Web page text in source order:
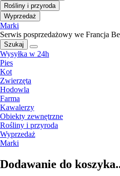
Rośliny i przyroda
Wyprzedaż
Marki
Serwis posprzedażowy we Francja
Szukaj
Wysyłka w 24h
Pies
Kot
Zwierzęta
Hodowla
Farma
Kawalerzy
Obiekty zewnętrzne
Rośliny i przyroda
Wyprzedaż
Marki
Dodawanie do